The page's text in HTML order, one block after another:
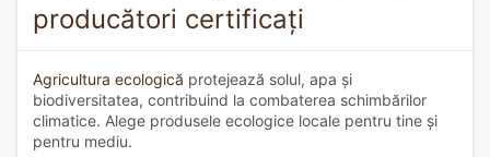
producători certificați
Agricultura ecologică protejează solul, apa și
biodiversitatea, contribuind la combaterea schimbărilor
climatice. Alege produsele ecologice locale pentru tine și
pentru mediu.